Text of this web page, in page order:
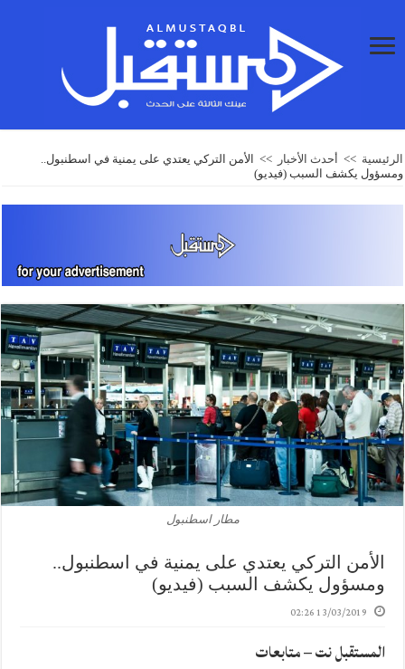
الرئيسية >> أحدث الأخبار >>
الأمن التركي يعتدي على يمنية في اسطنبول..
ومسؤول يكشف السبب (فيديو)
مطار اسطنبول
الأمن التركي يعتدي على يمنية في اسطنبول..
ومسؤول يكشف السبب (فيديو)
13/03/2019 02:26
المستقبل نت – متابعات